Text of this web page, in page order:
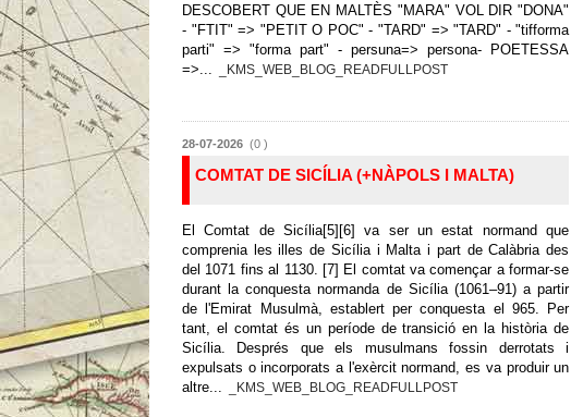
DESCOBERT QUE EN MALTÈS "MARA" VOL DIR "DONA"
- "FTIT" => "PETIT O POC" - "TARD" => "TARD" - "tifforma
parti" => "forma part" - persuna=> persona- POETESSA
=>...
_KMS_WEB_BLOG_READFULLPOST
28-07-2026 (0 )
COMTAT DE SICÍLIA (+NÀPOLS I MALTA)
El Comtat de Sicília[5][6] va ser un estat normand que
comprenia les illes de Sicília i Malta i part de Calàbria des
del 1071 fins al 1130. [7] El comtat va començar a formar-se
durant la conquesta normanda de Sicília (1061–91) a partir
de l'Emirat Musulmà, establert per conquesta el 965. Per
tant, el comtat és un període de transició en la història de
Sicília. Després que els musulmans fossin derrotats i
expulsats o incorporats a l'exèrcit normand, es va produir un
altre...
_KMS_WEB_BLOG_READFULLPOST